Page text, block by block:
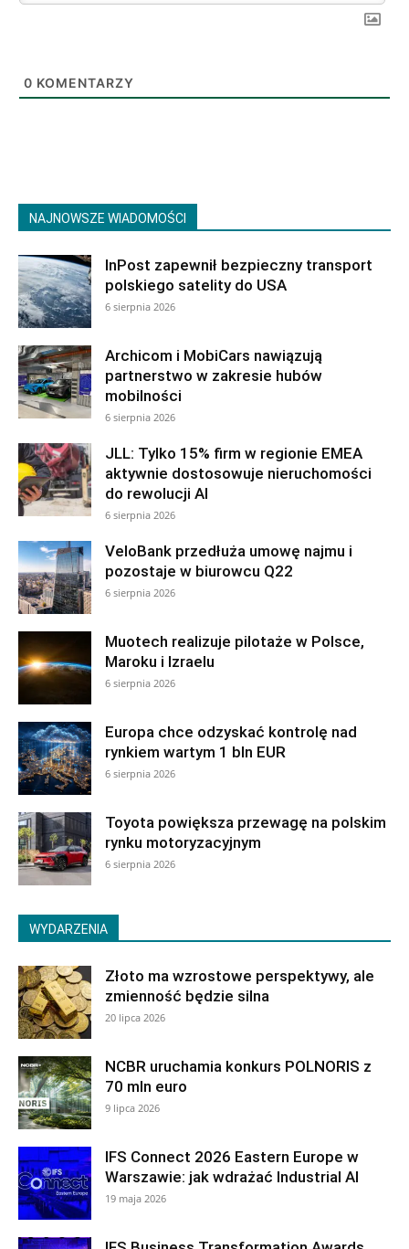
0 KOMENTARZY
NAJNOWSZE WIADOMOŚCI
InPost zapewnił bezpieczny transport
polskiego satelity do USA
6 sierpnia 2026
Archicom i MobiCars nawiązują
partnerstwo w zakresie hubów
mobilności
6 sierpnia 2026
JLL: Tylko 15% firm w regionie EMEA
aktywnie dostosowuje nieruchomości
do rewolucji AI
6 sierpnia 2026
VeloBank przedłuża umowę najmu i
pozostaje w biurowcu Q22
6 sierpnia 2026
Muotech realizuje pilotaże w Polsce,
Maroku i Izraelu
6 sierpnia 2026
Europa chce odzyskać kontrolę nad
rynkiem wartym 1 bln EUR
6 sierpnia 2026
Toyota powiększa przewagę na polskim
rynku motoryzacyjnym
6 sierpnia 2026
WYDARZENIA
Złoto ma wzrostowe perspektywy, ale
zmienność będzie silna
20 lipca 2026
NCBR uruchamia konkurs POLNORIS z
70 mln euro
9 lipca 2026
IFS Connect 2026 Eastern Europe w
Warszawie: jak wdrażać Industrial AI
19 maja 2026